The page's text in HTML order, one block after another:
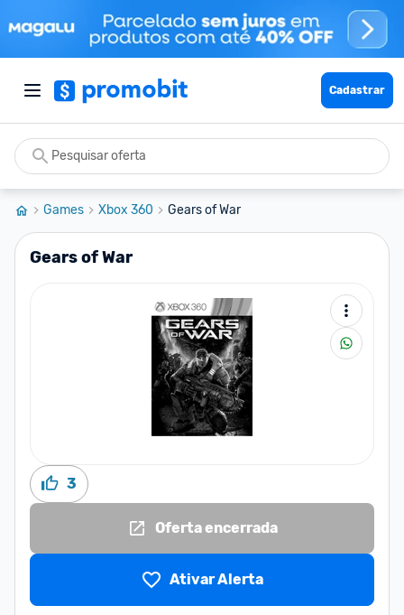
Cadastrar
Games Xbox 360 Gears of War
Gears of War
3
Oferta encerrada
Ativar Alerta